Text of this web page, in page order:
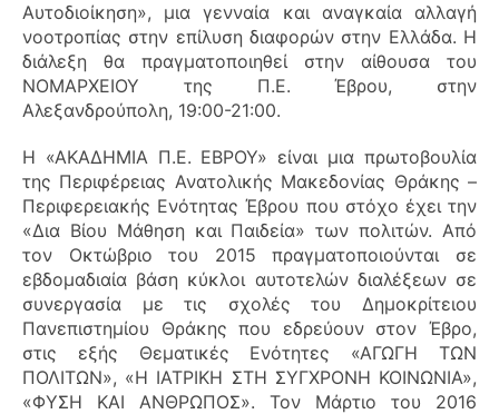
Αυτοδιοίκηση», μια γενναία και αναγκαία αλλαγή
νοοτροπίας στην επίλυση διαφορών στην Ελλάδα. Η
διάλεξη θα πραγματοποιηθεί στην αίθουσα του
ΝΟΜΑΡΧΕΙΟΥ της Π.Ε. Έβρου, στην
Αλεξανδρούπολη, 19:00-21:00.
Η «ΑΚΑΔΗΜΙΑ Π.Ε. ΕΒΡΟΥ» είναι μια πρωτοβουλία
της Περιφέρειας Ανατολικής Μακεδονίας Θράκης –
Περιφερειακής Ενότητας Έβρου που στόχο έχει την
«Δια Βίου Μάθηση και Παιδεία» των πολιτών. Από
τον Οκτώβριο του 2015 πραγματοποιούνται σε
εβδομαδιαία βάση κύκλοι αυτοτελών διαλέξεων σε
συνεργασία με τις σχολές του Δημοκρίτειου
Πανεπιστημίου Θράκης που εδρεύουν στον Έβρο,
στις εξής Θεματικές Ενότητες «ΑΓΩΓΗ ΤΩΝ
ΠΟΛΙΤΩΝ», «Η ΙΑΤΡΙΚΗ ΣΤΗ ΣΥΓΧΡΟΝΗ ΚΟΙΝΩΝΙΑ»,
«ΦΥΣΗ ΚΑΙ ΑΝΘΡΩΠΟΣ». Τον Μάρτιο του 2016